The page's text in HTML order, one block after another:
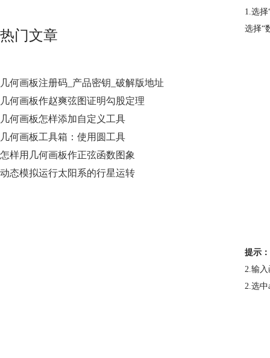
热门文章
几何画板注册码_产品密钥_破解版地址
几何画板作赵爽弦图证明勾股定理
几何画板怎样添加自定义工具
几何画板工具箱：使用圆工具
怎样用几何画板作正弦函数图象
动态模拟运行太阳系的行星运转
1.选
选择“
提示：
2.输
2.选